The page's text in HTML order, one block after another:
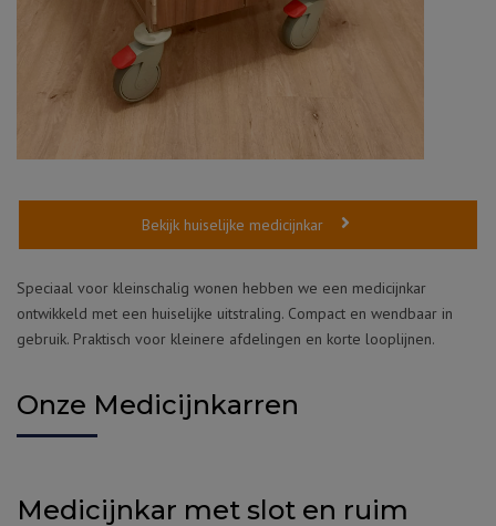
Bekijk huiselijke medicijnkar
Speciaal voor kleinschalig wonen hebben we een medicijnkar
ontwikkeld met een huiselijke uitstraling. Compact en wendbaar in
gebruik. Praktisch voor kleinere afdelingen en korte looplijnen.
Onze Medicijnkarren
Medicijnkar met slot en ruim